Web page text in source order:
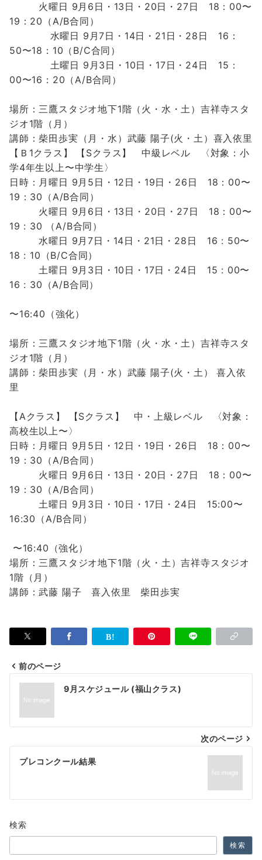
火曜日 9月6日・13日・20日・27日 18：00〜
19：20（A/B合同）
水曜日 9月7日・14日・21日・28日 16：
50〜18：10 （B/C合同）
土曜日 9月3 日・10日・17日・24日 15：
00〜16：20（A/B合同）
場所：三鷹スタジオ地下1階（火・水・土）吉祥寺スタ
ジオ1階（月）
講師：柴田歩実（月・水）武藤 陽子(火・土）喜入依里
【Ｂ1クラス】
【Sクラス】
中級レベル 〈対象：小
学4年生以上〜中学生〉
日時：月曜日 9月5日・12日・19日・26日 18：00〜
19：30（A/B合同）
火曜日 9月6日・13日・20日・27日 18：00〜
19 : 30 （A/B合同）
水曜日 9月7日・14日・21日・28日 16 : 50〜
18 : 10（B/C合同）
土曜日 9月3日・10日・17日・24日 15 : 00〜
16 : 30（A/B合同）
〜16:40（強化）
場所：三鷹スタジオ地下1階（火・水・土）吉祥寺スタ
ジオ1階（月）
講師：柴田歩実（月・水）武藤 陽子(火・土）
喜入依
里
【Aクラス】 【Sクラス】
中・上級レベル 〈対象：
高校生以上〜〉
日時： 月曜日 9月5日・12日・19日・26日 18：00〜
19：30（A/B合同）
火曜日 9月6日・13日・20日・27日 18：00〜
19：30（A/B合同）
土曜日 9月3日・10日・17日・24日 15:00〜
16:30（A/B合同）
〜16:40（強化）
場所：三鷹スタジオ地下1階（火・土）吉祥寺スタジオ
1階（月）
講師：武藤 陽子 喜入依里 柴田歩実
投
ナ
ビ
ゲ
シ
ョ
ン
前のページ
9月スケジュール (福山クラス)
次のページ
プレコンクール結果
検索
検索